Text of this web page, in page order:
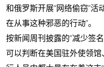
和俄罗斯开展“网络偷窃”活
在从事这种邪恶的行动”。
按新闻周刊披露的“减少签
可以判断在美国驻外使领